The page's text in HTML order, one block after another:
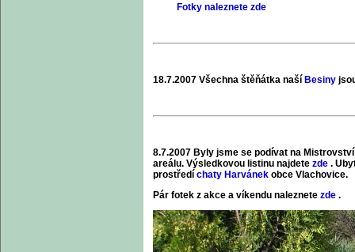
Fotky naleznete zde
18.7.2007 Všechna štěňátka naší Besiny
8.7.2007 Byly jsme se podívat na
areálu. Výsledkovou listinu najdete zde .
prostředí chaty Harvánek obce Vlachovice.
Pár fotek z akce a víkendu naleznete zde .